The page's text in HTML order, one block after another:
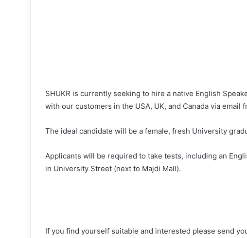
SHUKR is currently seeking to hire a native English
with our customers in the USA, UK, and Canada via email
The ideal candidate will be a female, fresh University
Applicants will be required to take tests, including an
in University Street (next to Majdi Mall).
If you find yourself suitable and interested please send